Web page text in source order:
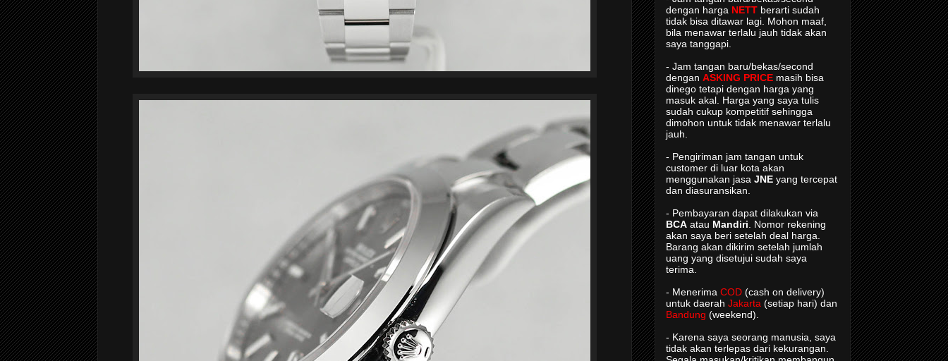
dengan harga NETT berarti sudah
tidak bisa ditawar lagi. Mohon maaf,
bila menawar terlalu jauh tidak akan
saya tanggapi.
- Jam tangan baru/bekas/second
dengan ASKING PRICE masih bisa
dinego tetapi dengan harga yang
masuk akal. Harga yang saya tulis
sudah cukup kompetitif sehingga
dimohon untuk tidak menawar terlalu
jauh.
- Pengiriman jam tangan untuk
customer di luar kota akan
menggunakan jasa JNE yang tercepat
dan diasuransikan.
- Pembayaran dapat dilakukan via
BCA atau Mandiri . Nomor rekening
akan saya beri setelah deal harga.
Barang akan dikirim setelah jumlah
uang yang disetujui sudah saya
terima.
- Menerima COD (cash on delivery)
untuk daerah Jakarta (setiap hari) dan
Bandung (weekend).
- Karena saya seorang manusia, saya
tidak akan terlepas dari kekurangan.